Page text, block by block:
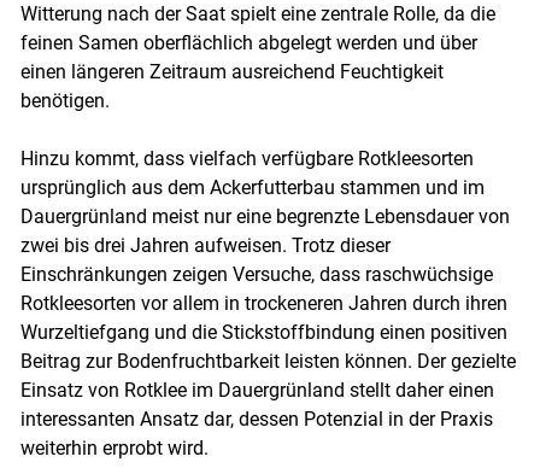
Witterung nach der Saat spielt eine zentrale Rolle, da die
feinen Samen oberflächlich abgelegt werden und über
einen längeren Zeitraum ausreichend Feuchtigkeit
benötigen.
Hinzu kommt, dass vielfach verfügbare Rotkleesorten
ursprünglich aus dem Ackerfutterbau stammen und im
Dauergrünland meist nur eine begrenzte Lebensdauer von
zwei bis drei Jahren aufweisen. Trotz dieser
Einschränkungen zeigen Versuche, dass raschwüchsige
Rotkleesorten vor allem in trockeneren Jahren durch ihren
Wurzeltiefgang und die Stickstoffbindung einen positiven
Beitrag zur Bodenfruchtbarkeit leisten können. Der gezielte
Einsatz von Rotklee im Dauergrünland stellt daher einen
interessanten Ansatz dar, dessen Potenzial in der Praxis
weiterhin erprobt wird.